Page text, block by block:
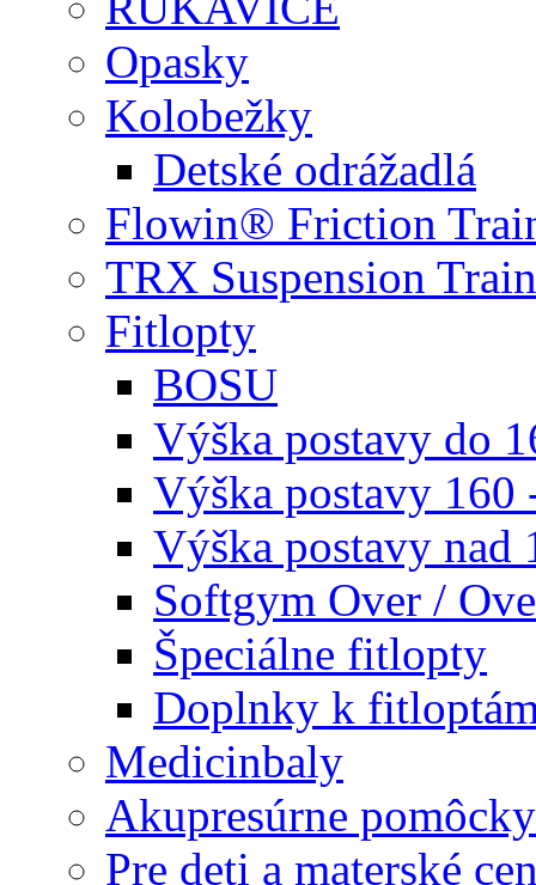
Opasky
Kolobežky
Detské odrážadlá
Flowin® Friction
TRX Suspension
Fitlopty
BOSU
Výška postavy do
Výška postavy 160
Výška postavy nad
Softgym Over /
Špeciálne fitlopty
Doplnky k
Medicinbaly
Akupresúrne pomôcky
Pre deti a materské